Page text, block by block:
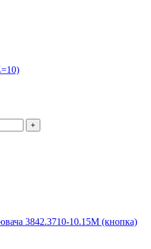
3842.3710-10.15М (кнопка)